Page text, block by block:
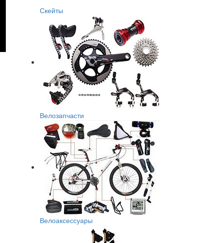
Скейты
Велозапчасти
Велоаксессуары